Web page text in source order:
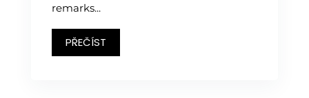
remarks...
PŘEČÍST